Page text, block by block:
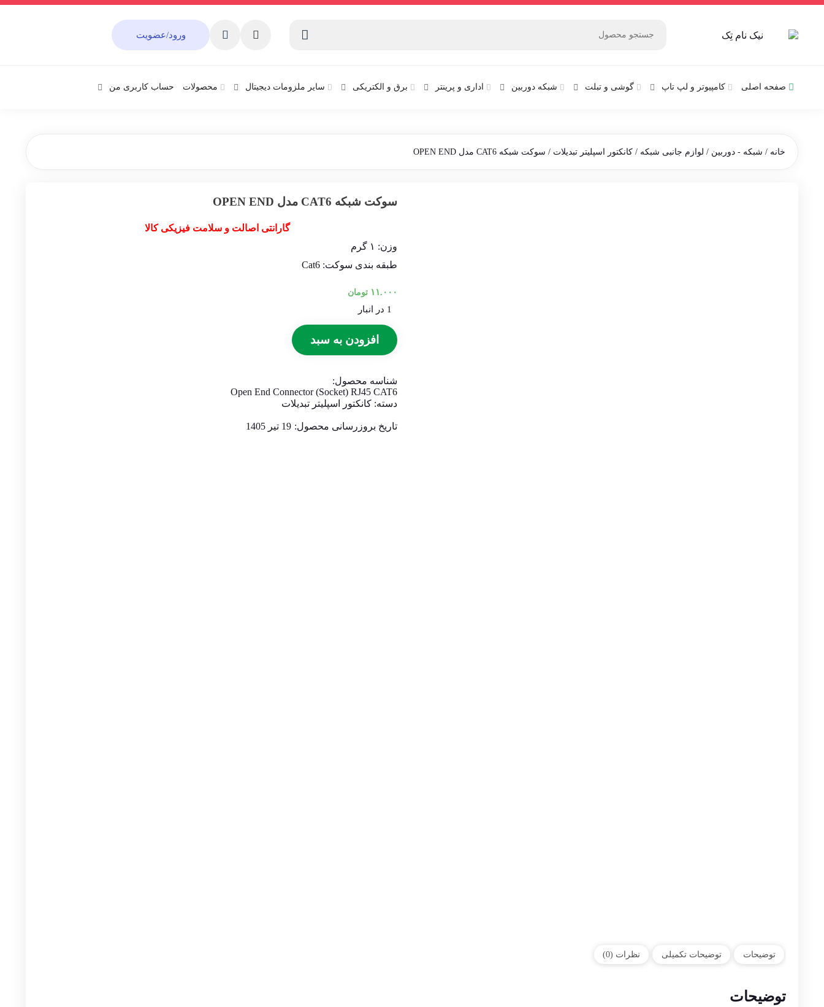
ورود/عضویت
صفحه اصلی کامپیوتر و‌‌‌‌‌ لپ تاپ گوشی و تبلت شبکه دوربین اداری و پرینتر برق و الکتریکی سایر ملزومات دیجیتال محصولات حساب کاربری من
خانه / شبکه - دوربین / لوازم جانبی شبکه / کانکتور اسپلیتر تبدیلات / سوکت شبکه CAT6 مدل OPEN END
سوکت شبکه CAT6 مدل OPEN END
گارانتی اصالت و سلامت فیزیکی کالا
وزن: ۱ گرم
طبقه بندی سوکت: Cat6
۱۱.۰۰۰ تومان
1 در انبار
افزودن به سبد
شناسه محصول:
Open End Connector (Socket) RJ45 CAT6
دسته:کانکتور اسپلیتر تبدیلات
تاریخ بروزرسانی محصول: 19 تیر 1405
توضیحات توضیحات تکمیلی نظرات (0)
توضیحات